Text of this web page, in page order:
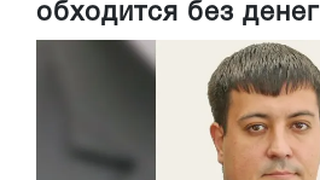
обходится без денег